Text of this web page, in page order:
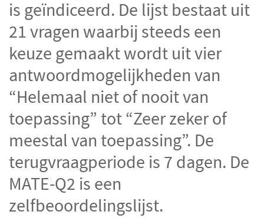
is geïndiceerd. De lijst bestaat uit
21 vragen waarbij steeds een
keuze gemaakt wordt uit vier
antwoordmogelijkheden van
“Helemaal niet of nooit van
toepassing” tot “Zeer zeker of
meestal van toepassing”. De
terugvraagperiode is 7 dagen. De
MATE-Q2 is een
zelfbeoordelingslijst.